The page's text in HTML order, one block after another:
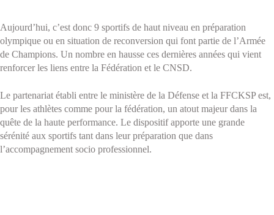
Aujourd’hui, c’est donc 9 sportifs de haut niveau en préparation
olympique ou en situation de reconversion qui font partie de l’Armée
de Champions. Un nombre en hausse ces dernières années qui vient
renforcer les liens entre la Fédération et le CNSD.
Le partenariat établi entre le ministère de la Défense et la FFCKSP est,
pour les athlètes comme pour la fédération, un atout majeur dans la
quête de la haute performance. Le dispositif apporte une grande
sérénité aux sportifs tant dans leur préparation que dans
l’accompagnement socio professionnel.